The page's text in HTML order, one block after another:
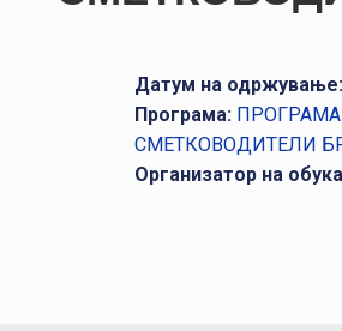
Датум на одржување:
Програма:
СМЕТКОВОДИТЕЛИ
Организатор на